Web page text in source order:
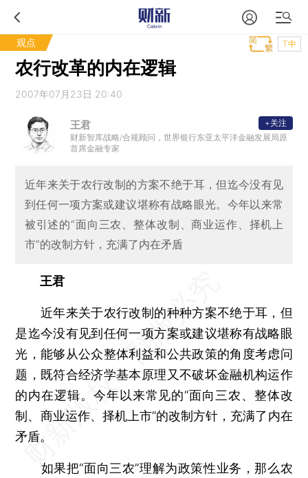
观点 T中
农行改革的内在逻辑
2007年07月23日 20:40
王君
财新智库战略/合规顾问，世界银行东亚太平洋金融发展局原
首席金融专家
+关注
近年来关于农行改制的方案不绝于耳，但迄今没有见
到任何一项方案或建议堪称有战略眼光。今年以来常
被引述的“面向三农、整体改制、商业运作、择机上
市”的改制方针，充满了内在矛盾
王君
近年来关于农行改制的种种方案不绝于耳，但
是迄今没有见到任何一项方案或建议堪称有战略眼
光，能够从公众整体利益和公共政策的角度考虑问
题，既符合经济学基本原理又不破坏金融机构运作
的内在逻辑。今年以来常见的“面向三农、整体改
制、商业运作、择机上市”的改制方针，充满了内在
矛盾。
如果把“面向三农”理解为政策性业务，那么农